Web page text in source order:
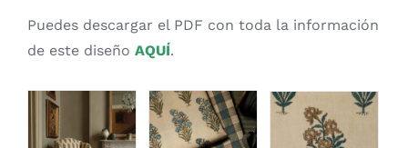
Puedes descargar el PDF con toda la información
de este diseño AQUÍ.